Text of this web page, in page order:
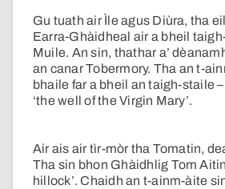
Gu tuath air Ìle agus Diùra, tha
Earra-Ghàidheal air a bheil
Muile. An sin, thathar a’
an canar Tobermory. Tha an t-
bhaile far a bheil an taigh-staile
‘the well of the Virgin Mary’.
Air ais air tìr-mòr tha Tomatin,
Tha sin bhon Ghàidhlig Tom
hillock’. Chaidh an t-ainm-àite